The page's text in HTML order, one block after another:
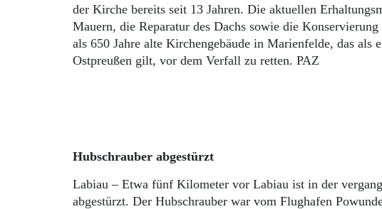
der Kirche bereits seit 13 Jahren. Die aktuellen
Mauern, die Reparatur des Dachs sowie die
als 650 Jahre alte Kirchengebäude in Marienfelde, das als
Ostpreußen gilt, vor dem Verfall zu retten. PAZ
Hubschrauber abgestürzt
Labiau – Etwa fünf Kilometer vor Labiau ist in der
abgestürzt. Der Hubschrauber war vom Flughafen